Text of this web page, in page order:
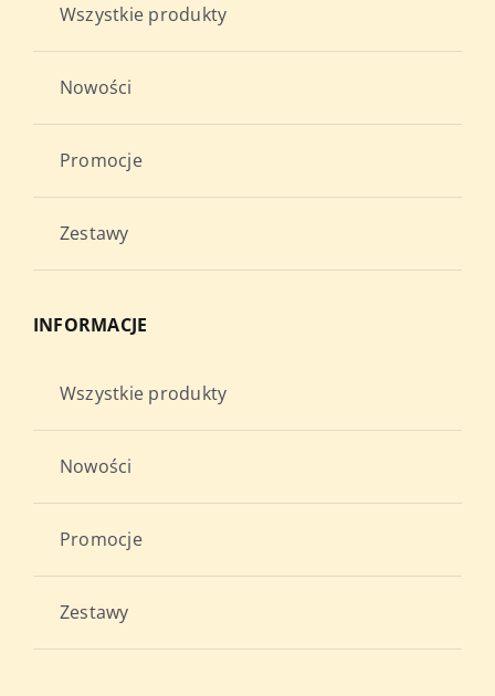
Wszystkie produkty
Nowości
Promocje
Zestawy
INFORMACJE
Wszystkie produkty
Nowości
Promocje
Zestawy